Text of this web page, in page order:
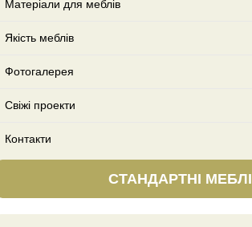
Матеріали для меблів
Якість меблів
Фотогалерея
Свіжі проекти
Контакти
СТАНДАРТНІ МЕБЛІ